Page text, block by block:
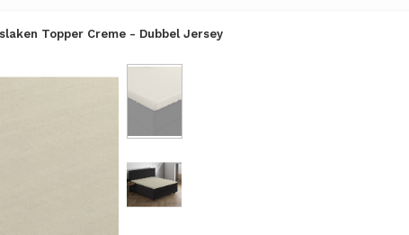
Topper Creme - Dubbel Jersey